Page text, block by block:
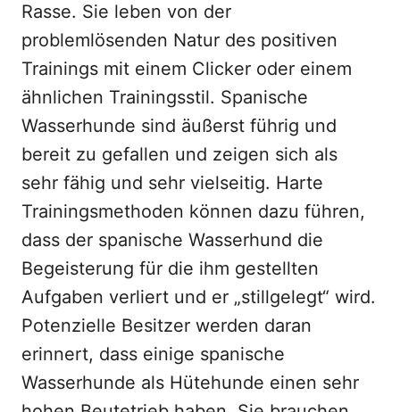
Rasse. Sie leben von der
problemlösenden Natur des positiven
Trainings mit einem Clicker oder einem
ähnlichen Trainingsstil. Spanische
Wasserhunde sind äußerst führig und
bereit zu gefallen und zeigen sich als
sehr fähig und sehr vielseitig. Harte
Trainingsmethoden können dazu führen,
dass der spanische Wasserhund die
Begeisterung für die ihm gestellten
Aufgaben verliert und er „stillgelegt“ wird.
Potenzielle Besitzer werden daran
erinnert, dass einige spanische
Wasserhunde als Hütehunde einen sehr